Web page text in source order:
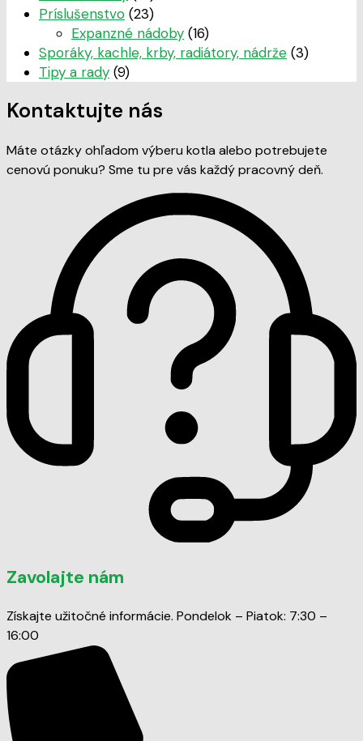
Príslušenstvo (23)
Expanzné nádoby (16)
Sporáky, kachle, krby, radiátory, nádrže (3)
Tipy a rady (9)
Kontaktujte nás
Máte otázky ohľadom výberu kotla alebo potrebujete
cenovú ponuku? Sme tu pre vás každý pracovný deň.
Zavolajte nám
Získajte užitočné informácie. Pondelok – Piatok: 7:30 –
16:00